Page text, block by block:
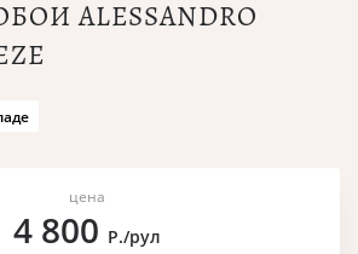
ALESSANDRO
цена
4 800 Р./рул